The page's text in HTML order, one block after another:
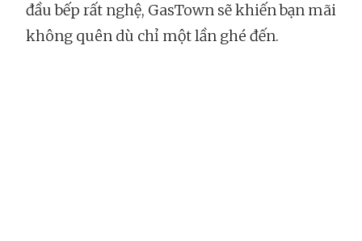
đầu bếp rất nghệ, GasTown sẽ khiến bạn mãi
không quên dù chỉ một lần ghé đến.